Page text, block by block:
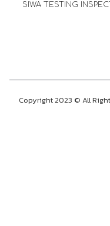
SIWA TESTING
Copyright 2023 © All